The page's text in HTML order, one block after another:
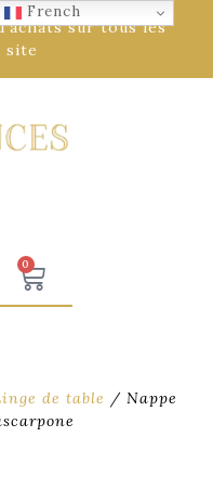
0
de table / Nappe
French
sur tous les
site